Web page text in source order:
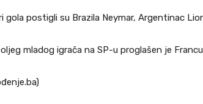
gola postigli su Brazila Neymar, Argentinac
mladog igrača na SP-u proglašen je